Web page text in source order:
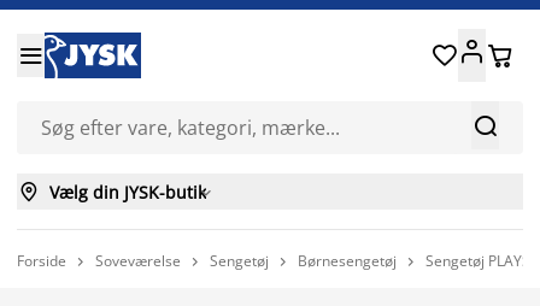


 
 Vælg din JYSK-butik
Forside  Soveværelse  Sengetøj  Børnesengetøj  Sengetøj